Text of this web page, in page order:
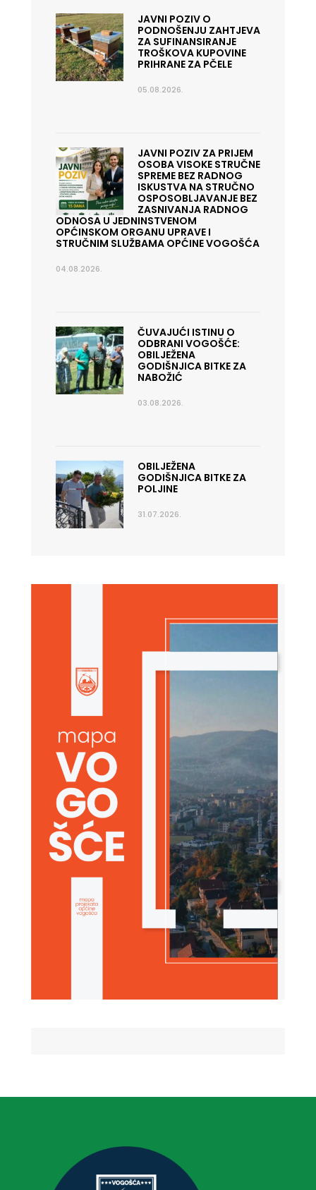
JAVNI POZIV O
PODNOŠENJU ZAHTJEVA
ZA SUFINANSIRANJE
TROŠKOVA KUPOVINE
PRIHRANE ZA PČELE
05.08.2026.
JAVNI POZIV ZA PRIJEM
OSOBA VISOKE STRUČNE
SPREME BEZ RADNOG
ISKUSTVA NA STRUČNO
OSPOSOBLJAVANJE BEZ
ZASNIVANJA RADNOG
ODNOSA U JEDNINSTVENOM
OPĆINSKOM ORGANU UPRAVE I
STRUČNIM SLUŽBAMA OPĆINE VOGOŠĆA
04.08.2026.
ČUVAJUĆI ISTINU O
ODBRANI VOGOŠĆE:
OBILJEŽENA
GODIŠNJICA BITKE ZA
NABOŽIĆ
03.08.2026.
OBILJEŽENA
GODIŠNJICA BITKE ZA
POLJINE
31.07.2026.